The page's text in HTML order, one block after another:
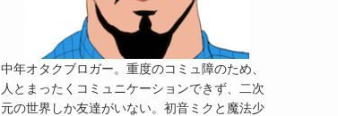
中年オタクブロガー。重度のコミュ障のため、
人とまったくコミュニケーションできず、二次
元の世界しか友達がいない。初音ミクと魔法少